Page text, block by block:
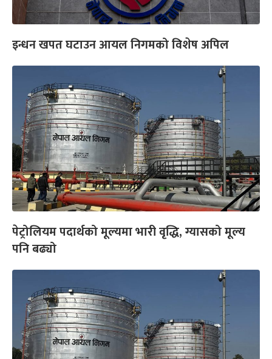
इन्धन खपत घटाउन आयल निगमको विशेष अपिल
पेट्रोलियम पदार्थको मूल्यमा भारी वृद्धि, ग्यासको मूल्य
पनि बढ्यो